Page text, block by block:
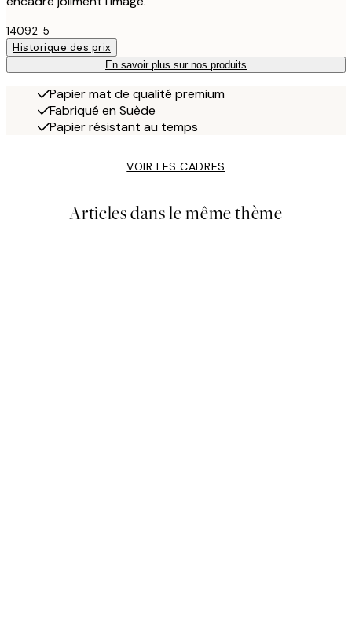
14092-5
Historique des prix
En savoir plus sur nos produits
Papier mat de qualité premium
Fabriqué en Suède
Papier résistant au temps
VOIR LES CADRES
Articles dans le même thème